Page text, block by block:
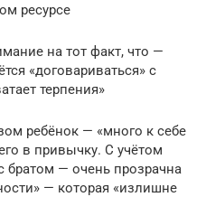
ресурсе
на тот факт, что —
«договариваться» с
терпения»
ребёнок — «много к себе
в привычку. С учётом
— очень прозрачна
— которая «излишне